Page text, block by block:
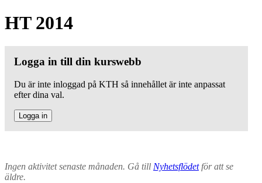
HT 2014
Logga in till din kurswebb
Du är inte inloggad på KTH så innehållet är inte anpassat
efter dina val.
Logga in
Ingen aktivitet senaste månaden. Gå till Nyhetsflödetför att se
äldre.